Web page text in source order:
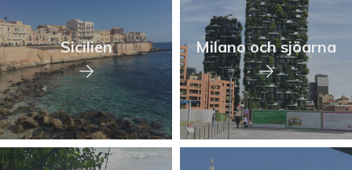
Sicilien Milano och sjöarna